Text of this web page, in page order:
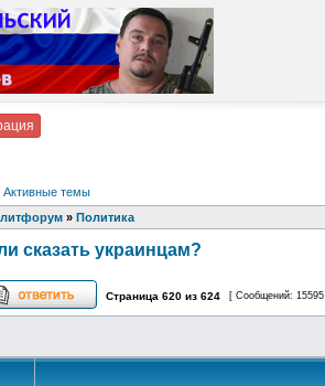
Активные темы
» Политика
сказать украинцам?
Страница 620 из 624 [ Сообщений: